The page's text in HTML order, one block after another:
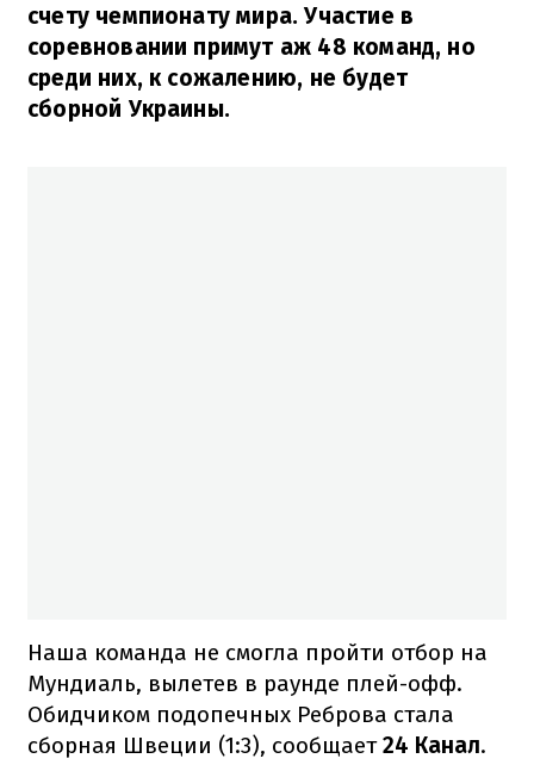
счету чемпионату мира. Участие в
соревновании примут аж 48 команд, но
среди них, к сожалению, не будет
сборной Украины.
Наша команда не смогла пройти отбор на
Мундиаль, вылетев в раунде плей-офф.
Обидчиком подопечных Реброва стала
сборная Швеции (1:3), сообщает24 Канал.